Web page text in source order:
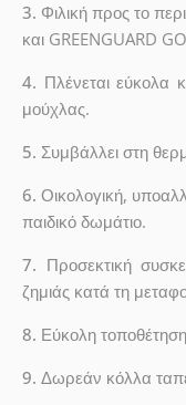
3. Φιλική προς το
και GREENGUARD
4. Πλένεται εύκολα
μούχλας.
5. Συμβάλλει στη
6.Οικολογική,
παιδικό δωμάτιο.
7. Προσεκτική
ζημιάς κατά τη
8. Εύκολη
9. Δωρεάν κόλλα